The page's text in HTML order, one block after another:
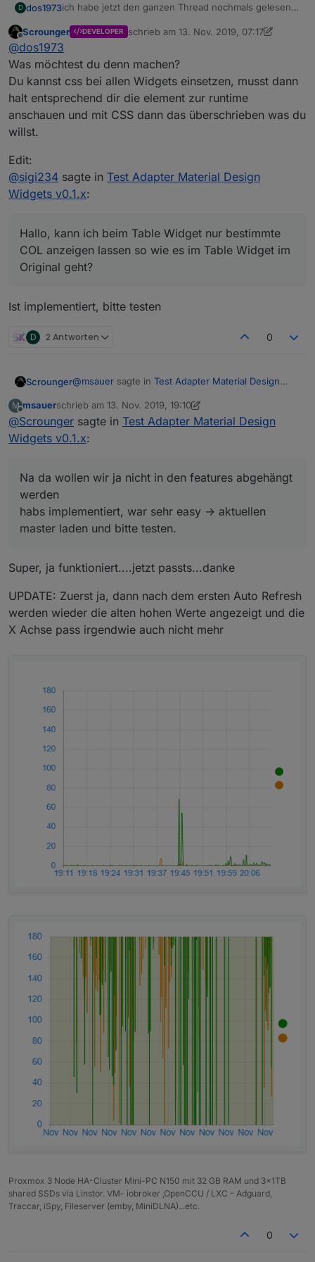
D dos1973ich habe jetzt den ganzen Thread nochmals gelesen...
wie macht ihr das?
Offline
Scrounger DEVELOPER schrieb am 13. Nov. 2019, 07:17
zuletzt editiert von Scrounger
@dos1973
Was möchtest du denn machen?
Du kannst css bei allen Widgets einsetzen, musst dann
halt entsprechend dir die element zur runtime
anschauen und mit CSS dann das überschrieben was du
willst.
Edit:
@sigi234 sagte in Test Adapter Material Design
Widgets v0.1.x:
Hallo, kann ich beim Table Widget nur bestimmte
COL anzeigen lassen so wie es im Table Widget im
Original geht?
Ist implementiert, bitte testen
D 2 Antworten 0
Scrounger@msauer sagte in Test Adapter Material Design
@Scroungerna, ich dachte...weil einige
rgraph livechart..
Na da wollen wir ja nicht in den features abgehängt
habs implementiert, war sehr easy -> aktuellen
master laden und bitte testen.
M
Offline
msauerschrieb am 13. Nov. 2019, 19:10
zuletzt editiert von msauer
@Scrounger sagte in Test Adapter Material Design
Widgets v0.1.x:
Na da wollen wir ja nicht in den features abgehängt
werden
habs implementiert, war sehr easy -> aktuellen
master laden und bitte testen.
Super, ja funktioniert....jetzt passts...danke
UPDATE: Zuerst ja, dann nach dem ersten Auto Refresh
werden wieder die alten hohen Werte angezeigt und die
X Achse pass irgendwie auch nicht mehr
Proxmox 3 Node HA-Cluster Mini-PC N150 mit 32 GB RAM und 3x1TB
shared SSDs via Linstor. VM- iobroker ,OpenCCU / LXC - Adguard,
Traccar, iSpy, Fileserver (emby, MiniDLNA)...etc.
0